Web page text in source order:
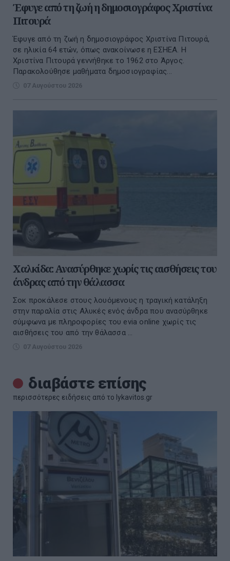
Έφυγε από τη ζωή η δημοσιογράφος Χριστίνα
Πιτουρά
Έφυγε από τη ζωή η δημοσιογράφος Χριστίνα Πιτουρά,
σε ηλικία 64 ετών, όπως ανακοίνωσε η ΕΣΗΕΑ. Η
Χριστίνα Πιτουρά γεννήθηκε το 1962 στο Άργος.
Παρακολούθησε μαθήματα δημοσιογραφίας...
07 Αυγούστου 2026
Χαλκίδα: Ανασύρθηκε χωρίς τις αισθήσεις του
άνδρας από την θάλασσα
Σοκ προκάλεσε στους λουόμενους η τραγική κατάληξη
στην παραλία στις Αλυκές ενός άνδρα που ανασύρθηκε
σύμφωνα με πληροφορίες του evia online χωρίς τις
αισθήσεις του από την θάλασσα ...
07 Αυγούστου 2026
διαβάστε επίσης
περισσότερες ειδήσεις από το lykavitos.gr